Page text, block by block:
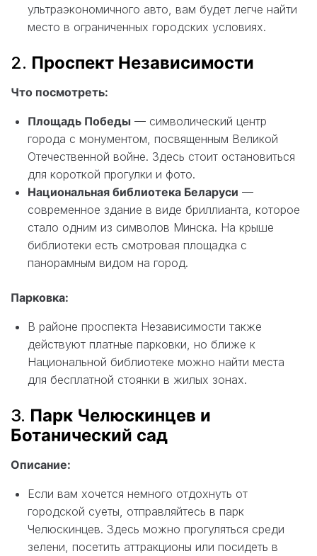
ультраэкономичного авто, вам будет легче найти
место в ограниченных городских условиях.
2. Проспект Независимости
Что посмотреть:
Площадь Победы — символический центр
города с монументом, посвященным Великой
Отечественной войне. Здесь стоит остановиться
для короткой прогулки и фото.
Национальная библиотека Беларуси —
современное здание в виде бриллианта, которое
стало одним из символов Минска. На крыше
библиотеки есть смотровая площадка с
панорамным видом на город.
Парковка:
В районе проспекта Независимости также
действуют платные парковки, но ближе к
Национальной библиотеке можно найти места
для бесплатной стоянки в жилых зонах.
3. Парк Челюскинцев и
Ботанический сад
Описание:
Если вам хочется немного отдохнуть от
городской суеты, отправляйтесь в парк
Челюскинцев. Здесь можно прогуляться среди
зелени, посетить аттракционы или посидеть в